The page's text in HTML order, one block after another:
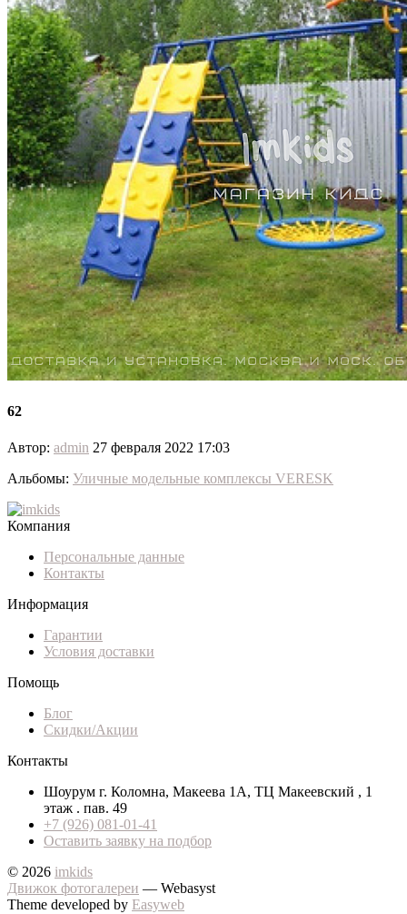
62
Автор: admin 27 февраля 2022 17:03
Альбомы: Уличные модельные комплексы VERESK
Компания
Персональные данные
Контакты
Информация
Гарантии
Условия доставки
Помощь
Блог
Скидки/Акции
Контакты
Шоурум г. Коломна, Макеева 1А, ТЦ Макеевский , 1
этаж . пав. 49
+7 (926) 081-01-41
Оставить заявку на подбор
© 2026 imkids
Движок фотогалереи — Webasyst
Theme developed by Easyweb